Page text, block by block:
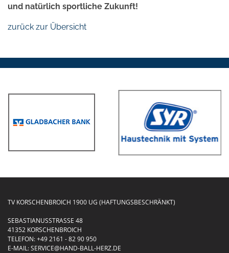
und natürlich sportliche Zukunft!
zurück zur Übersicht
TV KORSCHENBROICH 1900 UG (HAFTUNGSBESCHRÄNKT)
SEBASTIANUSSTRASSE 48
41352 KORSCHENBROICH
TELEFON:+49 2161 - 82 90 950
E-MAIL:SERVICE@HAND-BALL-HERZ.DE